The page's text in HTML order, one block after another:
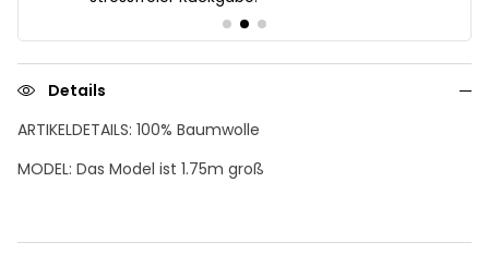
Details
ARTIKELDETAILS: 100% Baumwolle
MODEL: Das Model ist 1.75m groß